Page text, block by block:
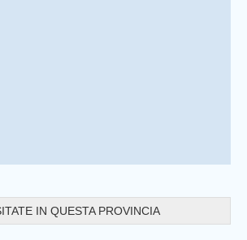
IN QUESTA PROVINCIA
Prev